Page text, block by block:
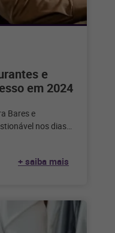
e
em 2024
Bares e
nos dias
+ saiba mais